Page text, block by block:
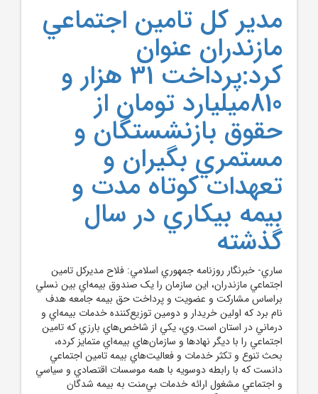
مدير کل تامين اجتماعي
مازندران عنوان
کرد:پرداخت 31 هزار و
810ميليارد تومان از
حقوق بازنشستگان و
مستمري بگيران و
تعهدات کوتاه مدت و
بيمه بيکاري در سال
گذشته
ساري- خبرنگار روزنامه جمهوري اسلامي: فلاح مديرکل تامين
اجتماعي مازندران، اين سازمان را يک صندوق بيمه‌اي بين نسلي
براساس مشارکت و عضويت و پرداخت حق بيمه جامعه هدف
نام برد که اولين خريدار و دومين توزيع‌کننده خدمات بيمه‌اي و
درماني در استان است.وي، يکي از شاخص‌هاي بارزي که تامين
اجتماعي را با ديگر نهاد‌ها و سازمان‌هاي بيمه‌اي متمايز کرده،
بحث تنوع و تکثر خدمات و فعاليت‌هاي بيمه تامين اجتماعي
دانست که با رابطه دوسويه با همه موسسات اقتصادي و سياسي
و اجتماعي مشغول ارائه خدمات بي‌منت به بيمه شدگان